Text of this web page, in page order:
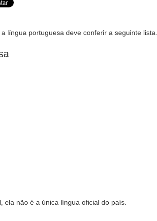
língua portuguesa deve conferir a seguinte lista.
ela não é a única língua oficial do país.